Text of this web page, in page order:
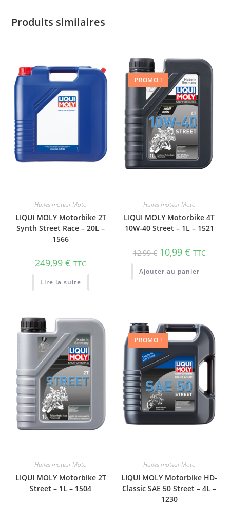
Produits similaires
Huiles moteur Moto
LIQUI MOLY Motorbike 2T
Synth Street Race – 20L –
1566
249,99€ TTC
Lire la suite
PROMO !
Huiles moteur Moto
LIQUI MOLY Motorbike 4T
10W-40 Street – 1L – 1521
12,99€ 10,99 € TTC
Ajouter au panier
Huiles moteur Moto
LIQUI MOLY Motorbike 2T
Street – 1L – 1504
PROMO !
Huiles moteur Moto
LIQUI MOLY Motorbike HD-
Classic SAE 50 Street – 4L –
1230